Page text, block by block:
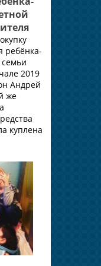
ребёнка-
2019
Андрей
же
куплена